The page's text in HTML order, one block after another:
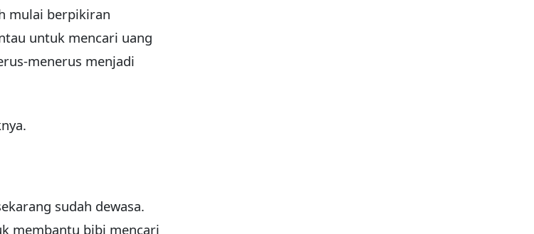
mulai berpikiran
untuk mencari uang
menerus menjadi
sudah dewasa.
membantu bibi mencari